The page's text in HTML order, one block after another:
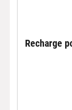
Recharge